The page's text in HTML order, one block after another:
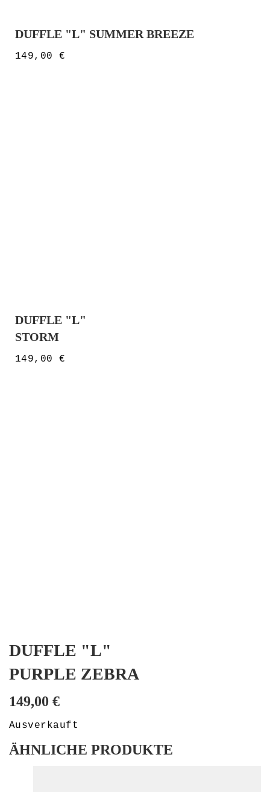
DUFFLE "L" SUMMER BREEZE
149,00€
DUFFLE "L"
STORM
149,00€
DUFFLE "L"
PURPLE ZEBRA
149,00 €
Ausverkauft
ÄHNLICHE PRODUKTE